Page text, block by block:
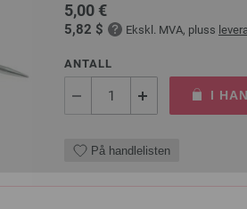
5,00 €
5,82 $ Ekskl. MVA, pluss
ANTALL
I
På handlelisten